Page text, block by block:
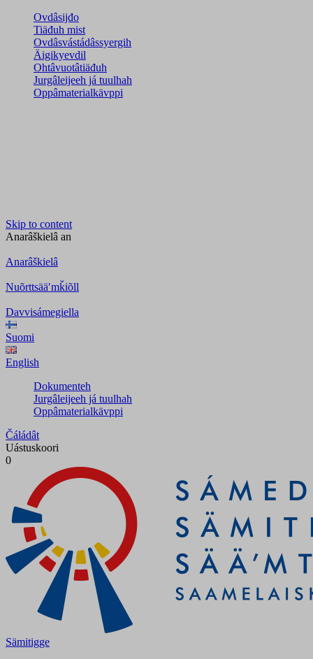
Ovdâsijđo
Tiäđuh mist
Ovdâsvástádâssyergih
Äigikyevdil
Ohtâvuotâtiäđuh
Jurgâleijeeh já tuulhah
Oppâmaterialkävppi
Skip to content
Anarâškielâ an
Anarâškielâ
Nuõrttsääʹmǩiõll
Davvisámegiella
Suomi
English
Dokumenteh
Jurgâleijeeh já tuulhah
Oppâmaterialkävppi
Čáládât
Uástuskoori
0
Sämitigge